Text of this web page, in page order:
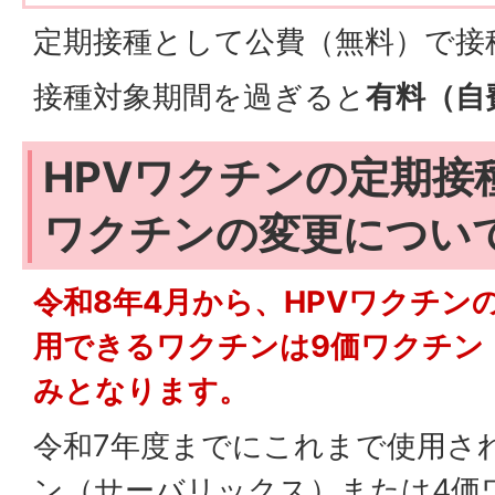
定期接種として公費（無料）で
接種対象期間を過ぎると 有料（自
HPVワクチンの定期接
ワクチンの変更につい
令和8年4月から、HPVワクチン
用できるワクチンは9価ワクチ
みとなります。
令和7年度までにこれまで使用さ